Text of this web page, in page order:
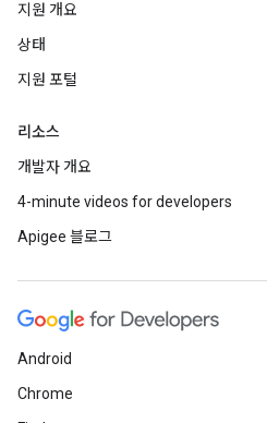
지원 개요
상태
지원 포털
리소스
개발자 개요
4-minute videos for developers
Apigee 블로그
Android
Chrome